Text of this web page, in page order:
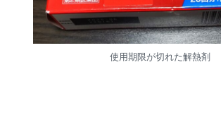
使用期限が切れた解熱剤